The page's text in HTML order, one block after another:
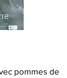
pommes de